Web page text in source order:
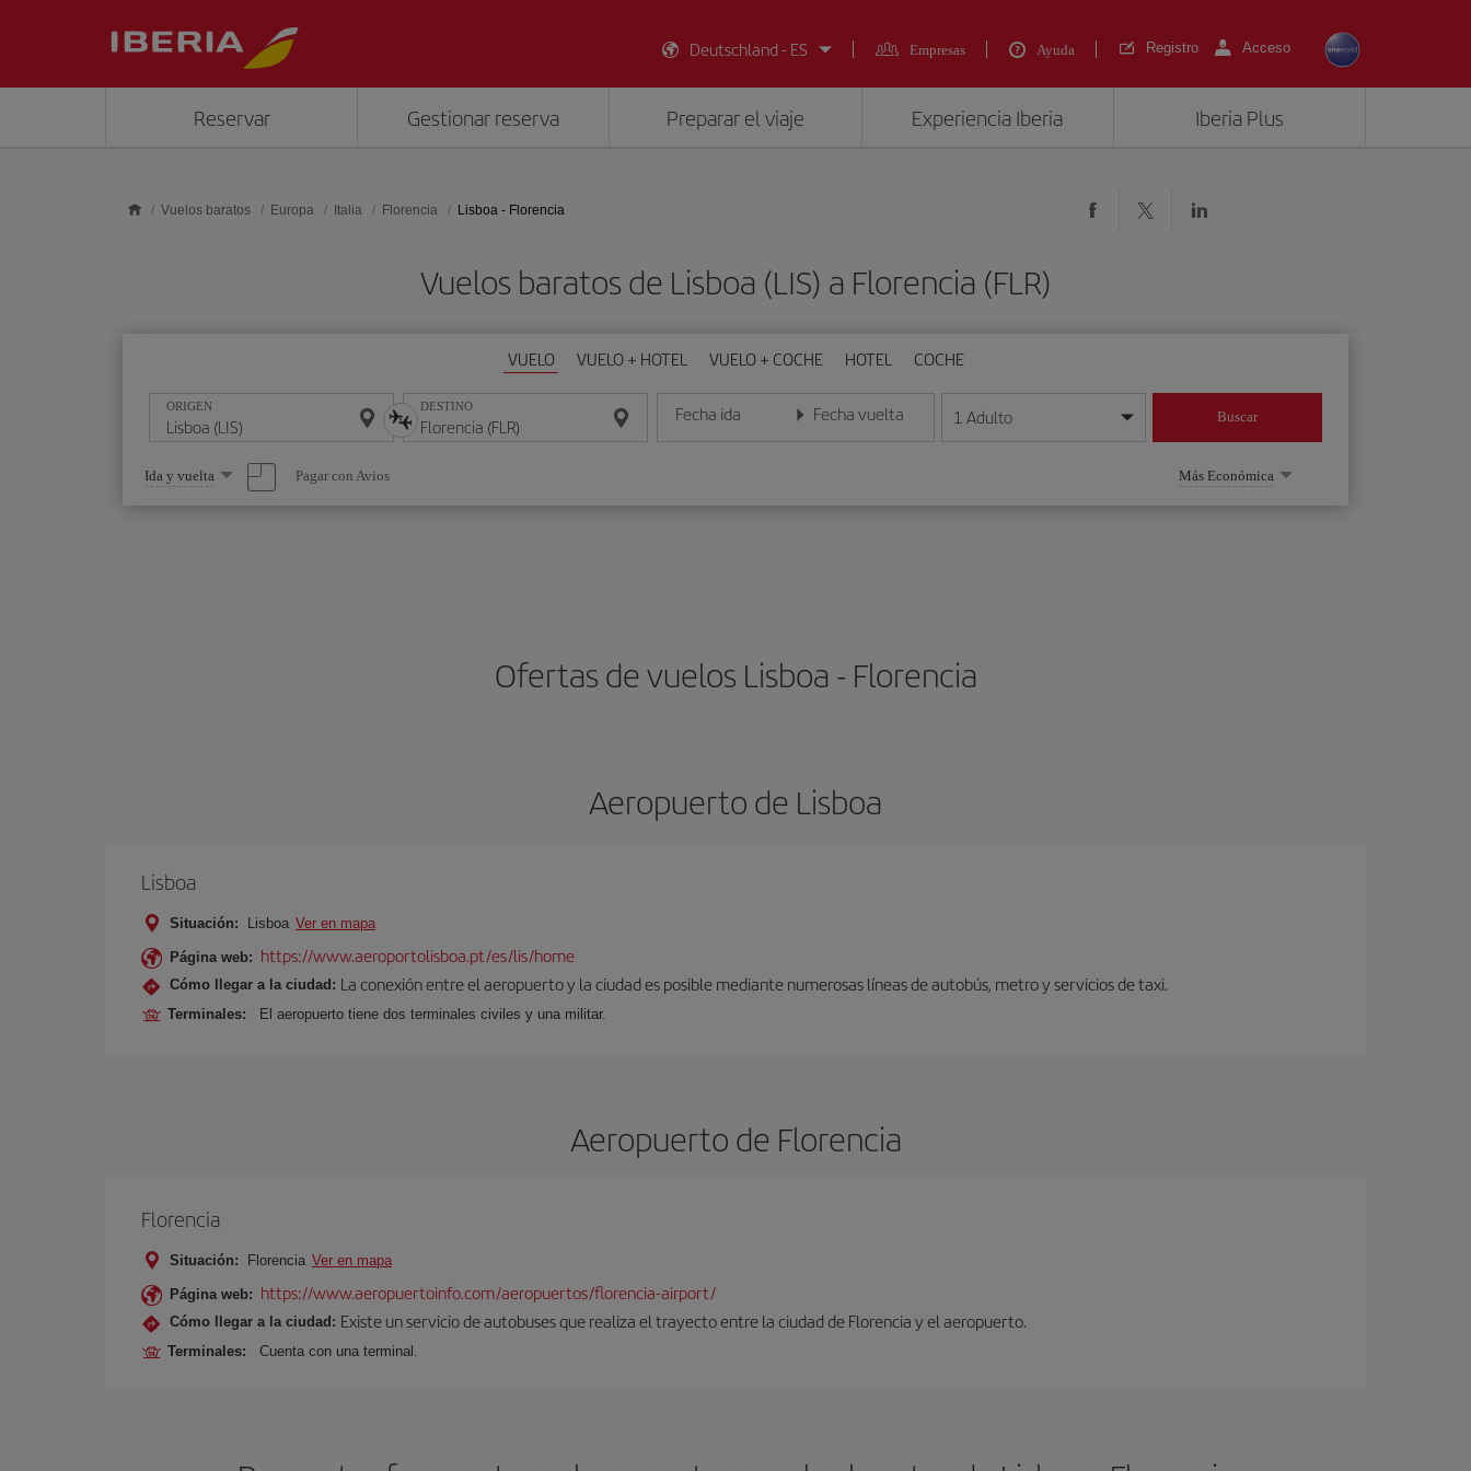
Deutschland - ES
Empresas Ayuda Registro Acceso
Reservar Gestionar reserva Preparar el viaje Experiencia Iberia Iberia Plus
Vuelos baratos Europa Italia Florencia Lisboa - Florencia
Vuelos baratos de Lisboa (LIS) a Florencia (FLR)
VUELO VUELO + HOTEL VUELO + COCHE HOTEL COCHE
ORIGEN DESTINO Fecha ida
Introduce la fecha en formato día/mes/año
Fecha vuelta
Introduce la fecha en formato día/mes/año
1 Adulto Buscar
Seleccione
una
opción
Ida y vuelta Pagar con Avios Más Económica
Ofertas de vuelos Lisboa - Florencia
Aeropuerto de Lisboa
Lisboa
Situación: Lisboa Ver en mapa
Página web: https://www.aeroportolisboa.pt/es/lis/home
Cómo llegar a la ciudad: La conexión entre el aeropuerto y la ciudad es posible mediante numerosas líneas de autobús, metro y servicios de taxi.
Terminales: El aeropuerto tiene dos terminales civiles y una militar.
Aeropuerto de Florencia
Florencia
Situación: Florencia Ver en mapa
Página web: https://www.aeropuertoinfo.com/aeropuertos/florencia-airport/
Cómo llegar a la ciudad: Existe un servicio de autobuses que realiza el trayecto entre la ciudad de Florencia y el aeropuerto.
Terminales: Cuenta con una terminal.